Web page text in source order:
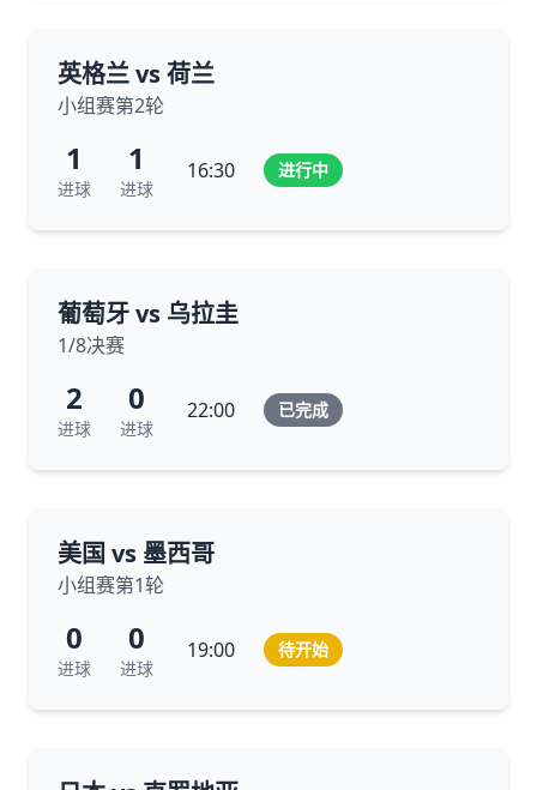
英格兰 vs 荷兰
小组赛第2轮
1
进球
1
进球
16:30 进行中
葡萄牙 vs 乌拉圭
1/8决赛
2
进球
0
进球
22:00 已完成
美国 vs 墨西哥
小组赛第1轮
0
进球
0
进球
19:00 待开始